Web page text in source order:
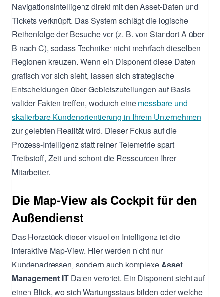
Navigationsintelligenz direkt mit den Asset-Daten und
Tickets verknüpft. Das System schlägt die logische
Reihenfolge der Besuche vor (z. B. von Standort A über
B nach C), sodass Techniker nicht mehrfach dieselben
Regionen kreuzen. Wenn ein Disponent diese Daten
grafisch vor sich sieht, lassen sich strategische
Entscheidungen über Gebietszuteilungen auf Basis
valider Fakten treffen, wodurch eine messbare und
skalierbare Kundenorientierung in Ihrem Unternehmen
zur gelebten Realität wird. Dieser Fokus auf die
Prozess-Intelligenz statt reiner Telemetrie spart
Treibstoff, Zeit und schont die Ressourcen Ihrer
Mitarbeiter.
Die Map-View als Cockpit für den
Außendienst
Das Herzstück dieser visuellen Intelligenz ist die
interaktive Map-View. Hier werden nicht nur
Kundenadressen, sondern auch komplexe Asset
Management IT Daten verortet. Ein Disponent sieht auf
einen Blick, wo sich Wartungsstaus bilden oder welche